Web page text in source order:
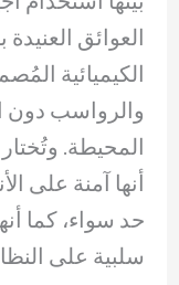
العوائق
الكيميائية
والرواسب دون
المحيطة.
أنها آمنة على
حد سواء، كما
سلبية على